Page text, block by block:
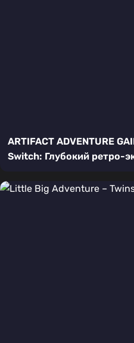
ARTIFACT ADVENTURE
Switch: Глубокий ретро-